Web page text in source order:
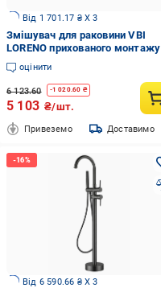
Від 1 701.17 ₴ X 3
Змішувач для раковини VBI
LORENO прихованого монтажу
Gold (2958591512)
оцінити
6 123.60 -1 020.60 ₴
5 103 ₴/шт.
Привеземо Доставимо
Від 6 590.66 ₴ X 3